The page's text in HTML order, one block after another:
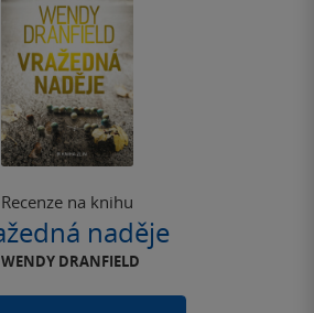
Recenze na knihu
naděje
WENDY DRANFIELD